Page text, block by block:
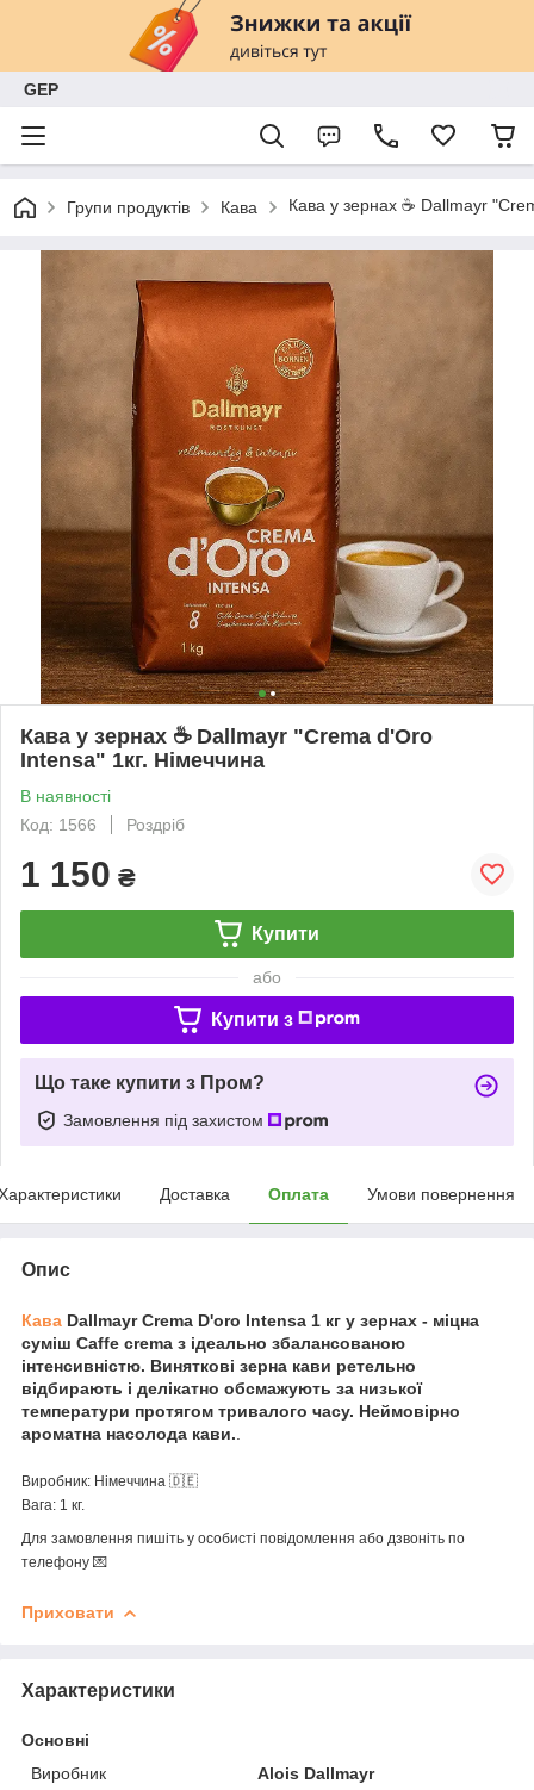
GEP
Групи продуктів Кава Кава у зернах ☕️ Dallmayr
Кава у зернах ☕️ Dallmayr "Crema d'Oro
Intensa" 1кг. Німеччина
В наявності
Код: 1566
Роздріб
1 150 ₴
Купити
або
Купити з
Що таке купити з Пром?
Замовлення під захистом
Доставка Оплата Умови повернення
Опис
Кава Dallmayr Crema D'oro Intensa 1 кг у зернах - міцна
суміш Caffe crema з ідеально збалансованою
інтенсивністю. Виняткові зерна кави ретельно
відбирають і делікатно обсмажують за низької
температури протягом тривалого часу. Неймовірно
ароматна насолода кави.
Виробник: Німеччина 🇩🇪
Вага: 1 кг.
Для замовлення пишіть у особисті повідомлення або дзвоніть по
телефону 💌
Приховати
Характеристики
Основні
Виробник
Alois Dallmayr